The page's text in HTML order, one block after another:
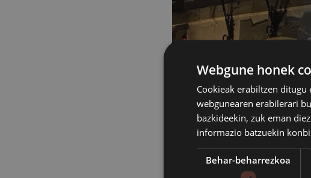
Webgune honek
Cookieak erabiltzen
webgunearen erabilerari
bazkideekin, zuk eman
informazio batzuekin
Behar-beharrezkoa